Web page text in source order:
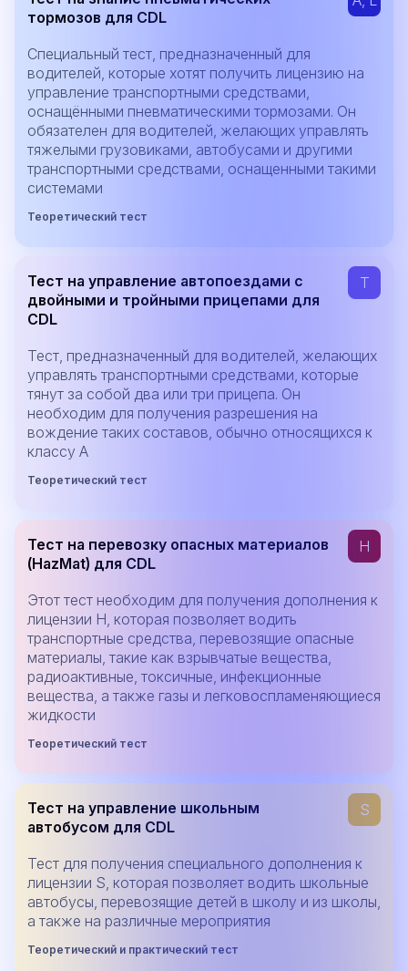
тормозов для CDL
Специальный тест, предназначенный для
водителей, которые хотят получить лицензию на
управление транспортными средствами,
оснащёнными пневматическими тормозами. Он
обязателен для водителей, желающих управлять
тяжелыми грузовиками, автобусами и другими
транспортными средствами, оснащенными такими
системами
Теоретический тест
Тест на управление автопоездами с
двойными и тройными прицепами для
CDL
T
Тест, предназначенный для водителей, желающих
управлять транспортными средствами, которые
тянут за собой два или три прицепа. Он
необходим для получения разрешения на
вождение таких составов, обычно относящихся к
классу A
Теоретический тест
Тест на перевозку опасных материалов
(HazMat) для CDL
H
Этот тест необходим для получения дополнения к
лицензии H, которая позволяет водить
транспортные средства, перевозящие опасные
материалы, такие как взрывчатые вещества,
радиоактивные, токсичные, инфекционные
вещества, а также газы и легковоспламеняющиеся
жидкости
Теоретический тест
Тест на управление школьным
автобусом для CDL
S
Тест для получения специального дополнения к
лицензии S, которая позволяет водить школьные
автобусы, перевозящие детей в школу и из школы,
а также на различные мероприятия
Теоретический и практический тест